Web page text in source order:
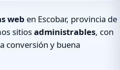
web en Escobar, provincia de
sitiosadministrables, con
conversión y buena